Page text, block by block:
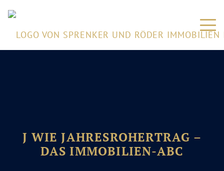
J WIE JAHRESROHERTRAG –
DAS IMMOBILIEN-ABC